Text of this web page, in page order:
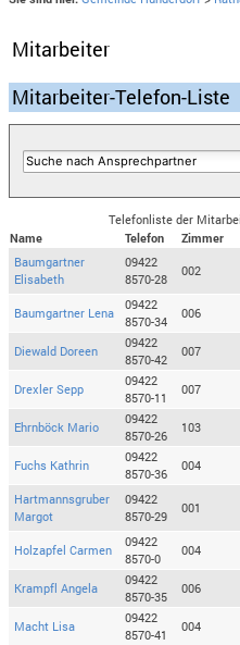
Mitarbeiter
Mitarbeiter-Telefon-Liste
Telefonliste der
Name
Telefon Zimmer
Baumgartner
Elisabeth
09422
8570-28
002
Baumgartner Lena
09422
8570-34
006
Diewald Doreen
09422
8570-42
007
Drexler Sepp
09422
8570-11
007
Ehrnböck Mario
09422
8570-26
103
Fuchs Kathrin
09422
8570-36
004
Hartmannsgruber
Margot
09422
8570-29
001
Holzapfel Carmen
09422
8570-0
004
Krampfl Angela
09422
8570-35
006
Macht Lisa
09422
8570-41
004